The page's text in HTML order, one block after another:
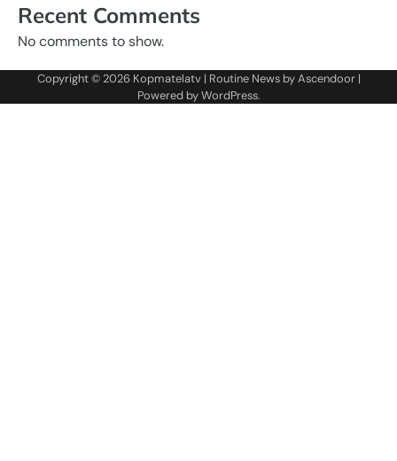
Recent Comments
No comments to show.
Copyright © 2026 Kopmatelatv| Routine News byAscendoor|
Powered byWordPress.